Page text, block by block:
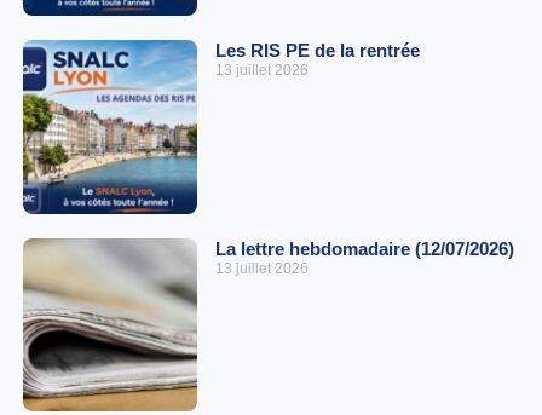
Les RIS PE de la rentrée
13 juillet 2026
La lettre hebdomadaire (12/07/2026)
13 juillet 2026